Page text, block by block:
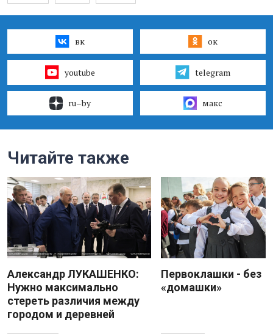
вк ок
youtube telegram
ru–by макс
Читайте также
Александр ЛУКАШЕНКО:
Нужно максимально
стереть различия между
городом и деревней
Первоклашки - без
«домашки»